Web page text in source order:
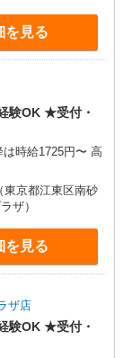
駅から徒歩約3分
もめ）「台場」駅
を見る
験OK ★受付・
時給1725円〜 高
京都江東区南砂
ザ）
を見る
ザ店
験OK ★受付・